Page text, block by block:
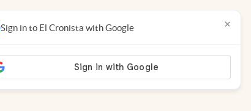
Sign in to El Cronista with Google ×